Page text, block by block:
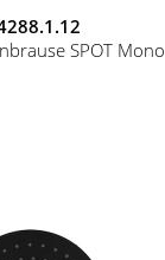
SPOT Mono